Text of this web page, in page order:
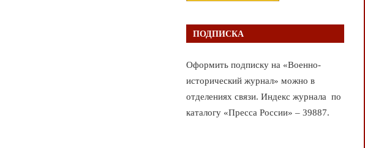
ПОДПИСКА
Оформить подписку на «Военно-
исторический журнал» можно в
отделениях связи. Индекс журнала по
каталогу «Пресса России» – 39887.